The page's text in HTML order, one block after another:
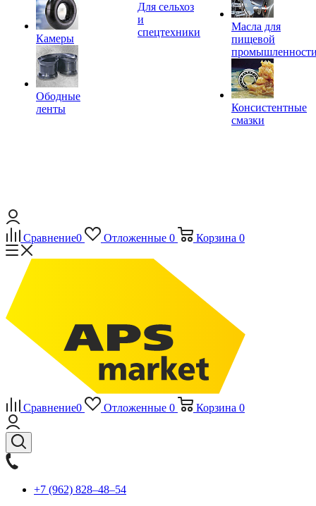
Камеры
Ободные
ленты
Для сельхоз
и
спецтехники
Масла для
пищевой
Консистентные
смазки
Сравнение0 Отложенные 0 Корзина 0
Сравнение0 Отложенные 0 Корзина 0
+7 (962) 828‒48‒54